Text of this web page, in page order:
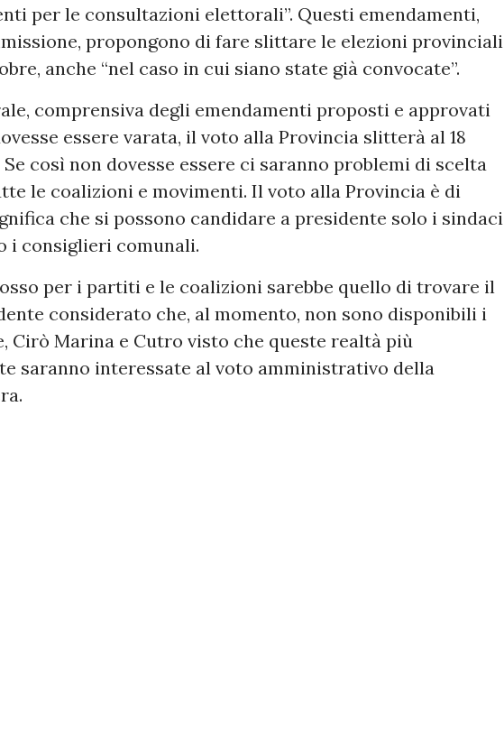
per le consultazioni elettorali”. Questi emendamenti,
propongono di fare slittare le elezioni provinciali
anche “nel caso in cui siano state già convocate”.
comprensiva degli emendamenti proposti e approvati
essere varata, il voto alla Provincia slitterà al 18
così non dovesse essere ci saranno problemi di scelta
le coalizioni e movimenti. Il voto alla Provincia è di
che si possono candidare a presidente solo i sindaci
i consiglieri comunali.
per i partiti e le coalizioni sarebbe quello di trovare il
considerato che, al momento, non sono disponibili i
Cirò Marina e Cutro visto che queste realtà più
saranno interessate al voto amministrativo della